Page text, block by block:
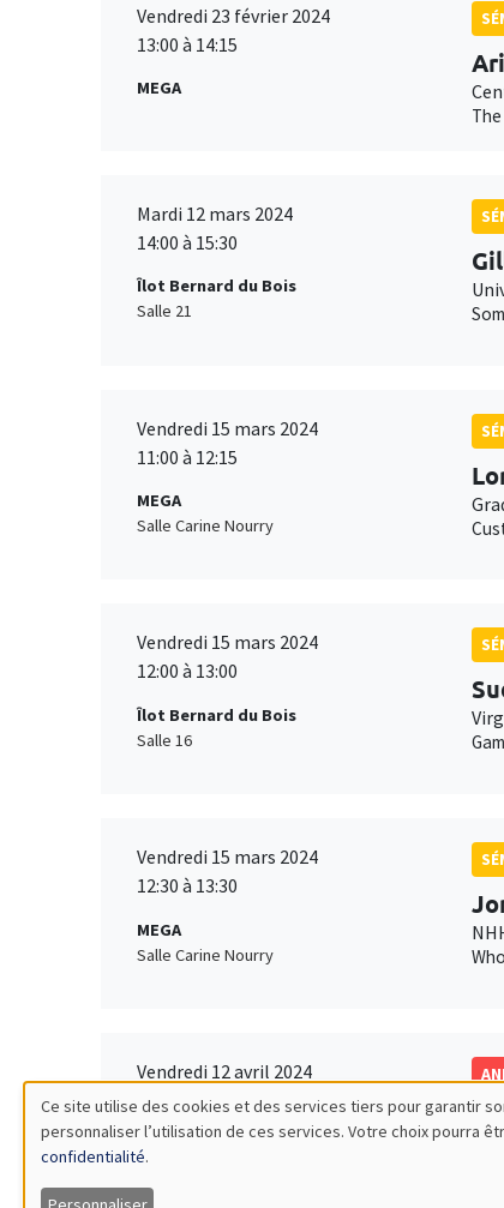
Vendredi 23 février 2024
13:00 à 14:15
MEGA
Mardi 12 mars 2024
14:00 à 15:30
Îlot Bernard du Bois
Salle 21
Vendredi 15 mars 2024
11:00 à 12:15
MEGA
Salle Carine Nourry
Vendredi 15 mars 2024
12:00 à 13:00
Îlot Bernard du Bois
Salle 16
Vendredi 15 mars 2024
12:30 à 13:30
MEGA
Salle Carine Nourry
Vendredi 12 avril 2024
11:00 à 12:15
MEGA
Salle Carine Nourry
Utilisation
Ce site utilise des cookies et des services tiers pour garantir
personnaliser l’utilisation de ces services. Votre choix pourra
confidentialité.